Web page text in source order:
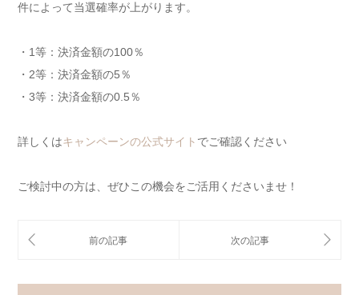
件によって当選確率が上がります。
・1等：決済金額の100％
・2等：決済金額の5％
・3等：決済金額の0.5％
詳しくはキャンペーンの公式サイト でご確認ください
ご検討中の方は、ぜひこの機会をご活用くださいませ！